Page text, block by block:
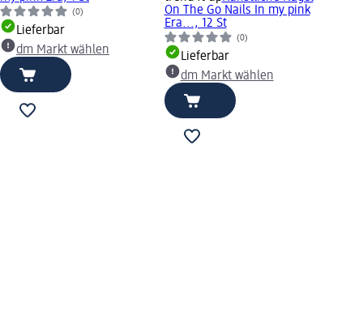
(0)
Lieferbar
dm Markt wählen
On The Go Nails In my pink
Era..., 12 St
(0)
Lieferbar
dm Markt wählen